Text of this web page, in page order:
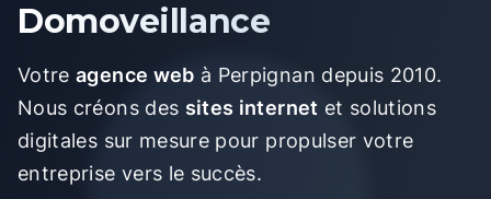
Domoveillance
Votreagence web à Perpignan depuis 2010.
Nous créons des sites internet et solutions
digitales sur mesure pour propulser votre
entreprise vers le succès.